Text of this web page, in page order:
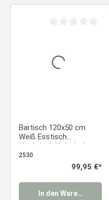
Bartisch 120x50 cm
Weiß Esstisch
Hochtisch Holztisch
Küche Tresentisch
Stehtisch mit Stauraum
2530
Regulärer
99,95 €*
In den Warenkorb